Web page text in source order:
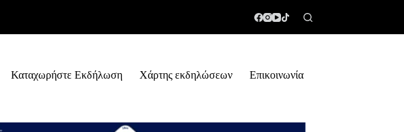
Καταχωρήστε Εκδήλωση Χάρτης εκδηλώσεων Επικοινωνία